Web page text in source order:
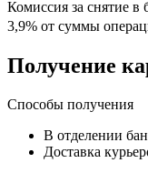
Комиссия за снятие в
3,9% от суммы
Получение
Способы получения
В отделении
Доставка